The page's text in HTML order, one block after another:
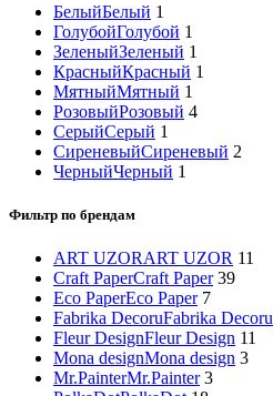
БелыйБелый 1
ГолубойГолубой 1
ЗеленыйЗеленый 1
КрасныйКрасный 1
МятныйМятный 1
РозовыйРозовый 4
СерыйСерый 1
СиреневыйСиреневый 2
ЧерныйЧерный 1
Фильтр по брендам
ART UZORART UZOR 11
Craft PaperCraft Paper 39
Eco PaperEco Paper 7
Fabrika DecoruFabrika Decoru
Fleur DesignFleur Design 11
Mona designMona design 3
Mr.PainterMr.Painter 3